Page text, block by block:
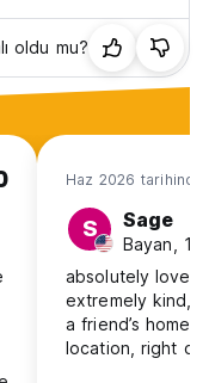
oldu mu?
Haz 2026 tarihinde
S Sage
Bayan,
absolutely
extremely kind,
a friend’s
location, right